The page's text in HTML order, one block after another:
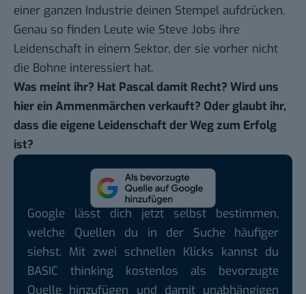
einer ganzen Industrie deinen Stempel aufdrücken.
Genau so finden Leute wie Steve Jobs ihre
Leidenschaft in einem Sektor, der sie vorher nicht
die Bohne interessiert hat.
Was meint ihr? Hat Pascal damit Recht? Wird uns
hier ein Ammenmärchen verkauft? Oder glaubt ihr,
dass die eigene Leidenschaft der Weg zum Erfolg
ist?
Google lässt dich jetzt selbst bestimmen,
welche Quellen du in der Suche häufiger
siehst. Mit zwei schnellen Klicks kannst du
BASIC thinking kostenlos als bevorzugte
Quelle hinzufügen und damit unabhängigen